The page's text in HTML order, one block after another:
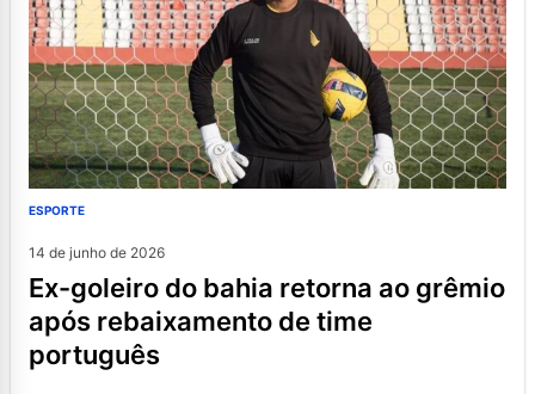
ESPORTE
14 de junho de 2026
ex-goleiro do bahia retorna ao grêmio
após rebaixamento de time
português